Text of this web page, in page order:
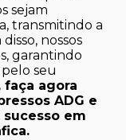
sejam
transmitindo a
nossos
garantindo
seu
faça agora
ADG e
em